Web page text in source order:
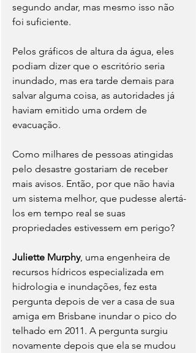
segundo andar, mas mesmo isso não
foi suficiente.
Pelos gráficos de altura da água, eles
podiam dizer que o escritório seria
inundado, mas era tarde demais para
salvar alguma coisa, as autoridades já
haviam emitido uma ordem de
evacuação.
Como milhares de pessoas atingidas
pelo desastre gostariam de receber
mais avisos. Então, por que não havia
um sistema melhor, que pudesse alertá-
los em tempo real se suas
propriedades estivessem em perigo?
Juliette Murphy, uma engenheira de
recursos hídricos especializada em
hidrologia e inundações, fez esta
pergunta depois de ver a casa de sua
amiga em Brisbane inundar o pico do
telhado em 2011. A pergunta surgiu
novamente depois que ela se mudou